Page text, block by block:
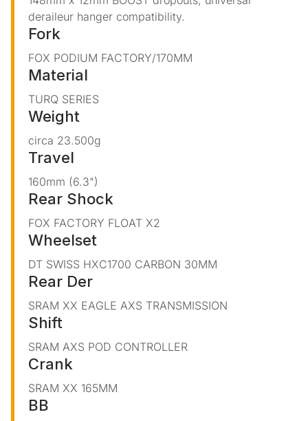
deraileur hanger compatibility.
Fork
FOX PODIUM FACTORY/170MM
Material
TURQ SERIES
Weight
circa 23.500g
Travel
160mm (6.3")
Rear Shock
FOX FACTORY FLOAT X2
Wheelset
DT SWISS HXC1700 CARBON 30MM
Rear Der
SRAM XX EAGLE AXS TRANSMISSION
Shift
SRAM AXS POD CONTROLLER
Crank
SRAM XX 165MM
BB